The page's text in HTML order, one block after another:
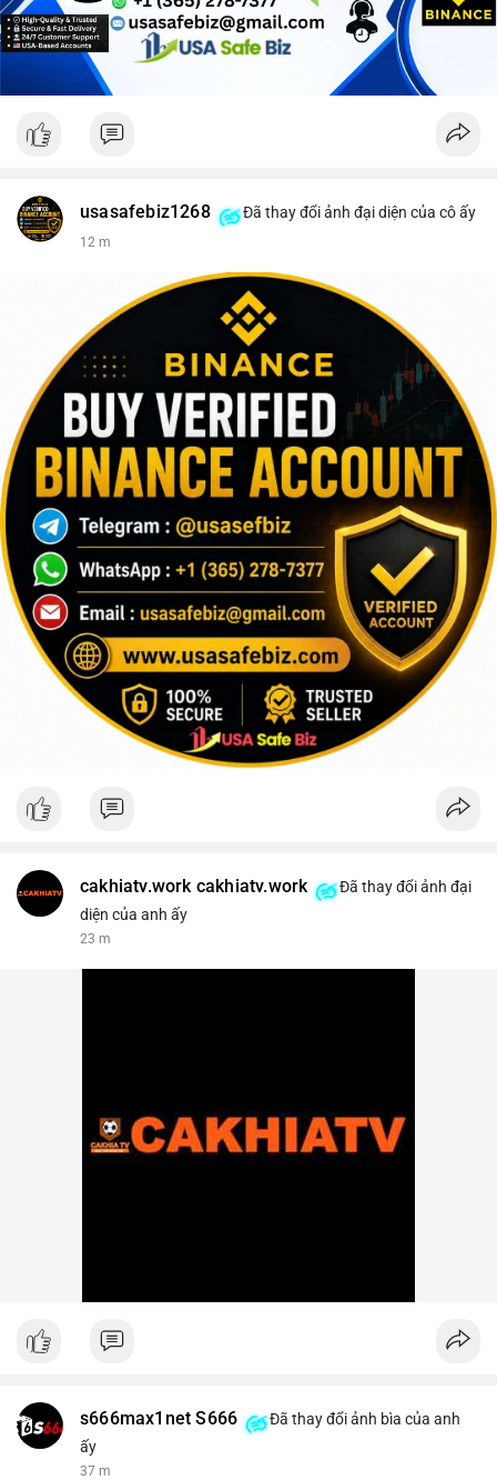
Lời khuyên cho nhà đầu tư nhỏ lẻ: Theo dõi sát điểm đến của
dòng tiền này trong 24-48 giờ tới. Nếu BTC được nạp lên sàn
giao dịch, hãy thận trọng với khả năng điều chỉnh giá và cân
nhắc chốt lời một phần. Ngược lại, nếu dòng tiền chuyển vào ví
#152dot5btc
usasafebiz1268 Đã thay đổi ảnh đại diện của cô ấy
12 m
cakhiatv.work cakhiatv.work
Đã thay đổi ảnh đại
diện của anh ấy
23 m
s666max1net S666
Đã thay đổi ảnh bìa của anh
ấy
37 m